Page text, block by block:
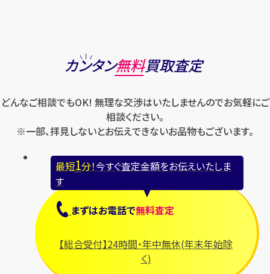
カンタン無料買取査定
どんなご相談でもOK! 無理な交渉はいたしませんのでお気軽にご
相談ください。
※一部、拝見しないとお伝えできないお品物もございます。
最短1分！今すぐ査定金額をお伝えいたしま
す
まずはお電話で無料査定
【総合受付】24時間・年中無休(年末年始除
く)